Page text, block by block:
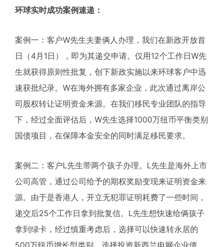
环球实时成功案例速递：
案例一：客户W先生夫妻俩人办理，我们在新政开放首
日（4月1日），即为其递交申请。仅用12个工作日W先
生就获得原则性批复，创下新政实施以来环球客户中迅
速获批纪录。W在海外拥有多家企业，此次通过离岸公
司股权转让证明资金来源。在我们移民专业团队的指导
下，经过全面评估后，W先生选择1000万纽币平衡类别
国债项目，在保障本金安全的同时满足移民要求。
案例二：客户L先生带两个孩子办理。L先生是海外上市
公司高管，通过公司给予的期权奖励变现来证明资金来
源。由于是香港人，开立无犯罪证明耗费了一些时间，
递交后25个工作日拿到批复信。L先生想快速给俩孩子
拿到绿卡，经过慎重考虑后，选择可以快速转永居的
500万纽币增长型类别，选择投资新西兰电网企业债。